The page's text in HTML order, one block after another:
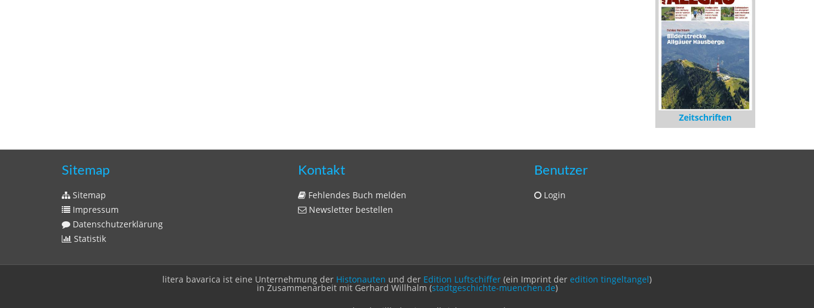
Zeitschriften
Sitemap
Sitemap
Impressum
Datenschutzerklärung
Statistik
Kontakt
Fehlendes Buch melden
Newsletter bestellen
Benutzer
Login
litera bavarica ist eine Unternehmung der Histonauten und der Edition Luftschiffer (ein Imprint der edition tingeltangel)
in Zusammenarbeit mit Gerhard Willhalm (stadtgeschichte-muenchen.de)